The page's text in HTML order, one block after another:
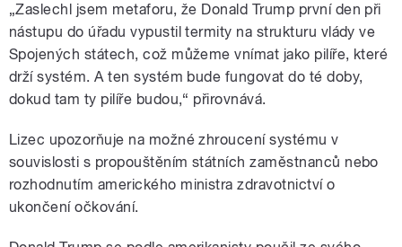
„Zaslechl jsem metaforu, že Donald Trump první den při
nástupu do úřadu vypustil termity na strukturu vlády ve
Spojených státech, což můžeme vnímat jako pilíře, které
drží systém. A ten systém bude fungovat do té doby,
dokud tam ty pilíře budou,“ přirovnává.
Lizec upozorňuje na možné zhroucení systému v
souvislosti s propouštěním státních zaměstnanců nebo
rozhodnutím amerického ministra zdravotnictví o
ukončení očkování.